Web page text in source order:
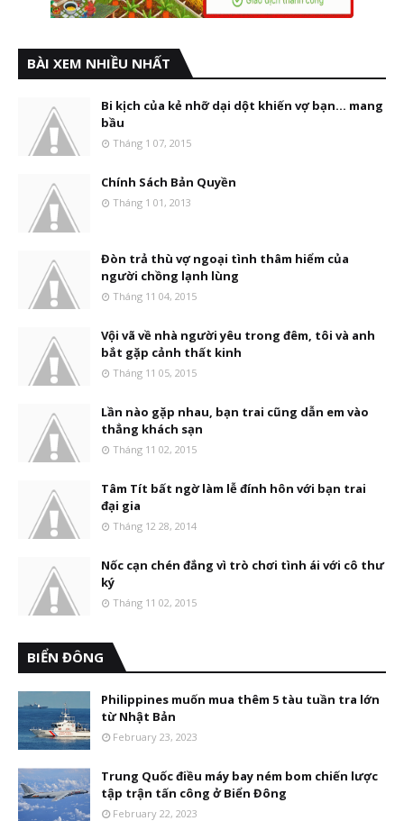
BÀI XEM NHIỀU NHẤT
Bi kịch của kẻ nhỡ dại dột khiến vợ bạn... mang
bầu
Tháng 1 07, 2015
Chính Sách Bản Quyền
Tháng 1 01, 2013
Đòn trả thù vợ ngoại tình thâm hiểm của
người chồng lạnh lùng
Tháng 11 04, 2015
Vội vã về nhà người yêu trong đêm, tôi và anh
bắt gặp cảnh thất kinh
Tháng 11 05, 2015
Lần nào gặp nhau, bạn trai cũng dẫn em vào
thẳng khách sạn
Tháng 11 02, 2015
Tâm Tít bất ngờ làm lễ đính hôn với bạn trai
đại gia
Tháng 12 28, 2014
Nốc cạn chén đắng vì trò chơi tình ái với cô thư
ký
Tháng 11 02, 2015
BIỂN ĐÔNG
Philippines muốn mua thêm 5 tàu tuần tra lớn
từ Nhật Bản
February 23, 2023
Trung Quốc điều máy bay ném bom chiến lược
tập trận tấn công ở Biển Đông
February 22, 2023